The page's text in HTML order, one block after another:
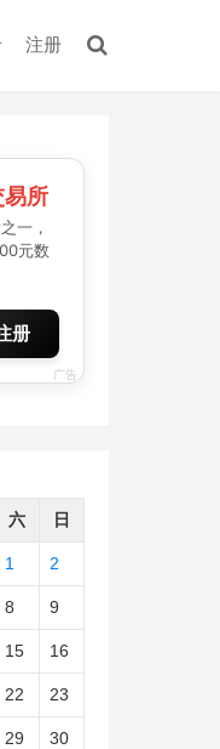
注册
所
一，
元数
册
广告
六 日
1 2
8 9
15 16
22 23
29 30